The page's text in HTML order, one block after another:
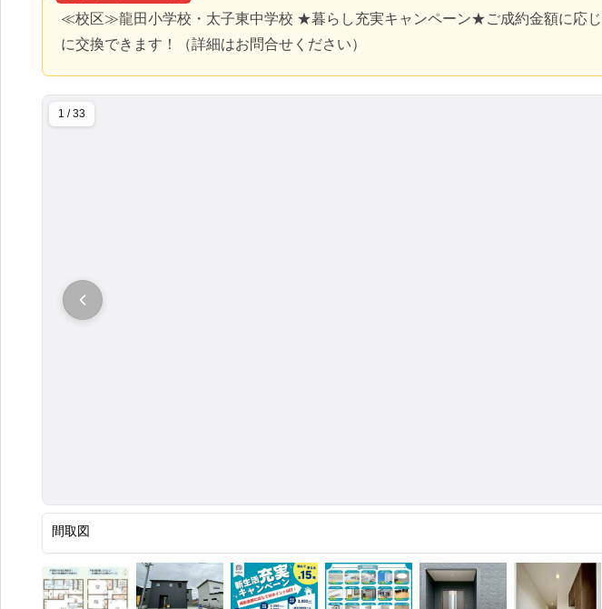
≪校区≫龍田小学校・太子東中学校 ★暮らし充実キャンペーン★ご成約金額に応
に交換できます！（詳細はお問合せください）
1 / 33
間取図